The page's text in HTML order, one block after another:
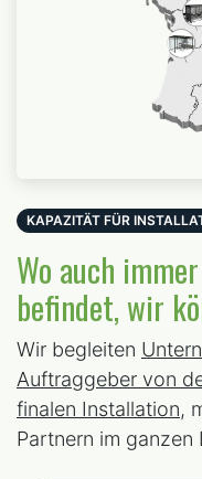
KAPAZITÄT FÜR
Wo auch
befindet, wir
Wir begleiten
Auftraggeber von
finalen Installation,
Partnern im ganzen